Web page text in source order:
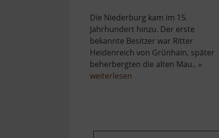
Die Niederburg kam im 15.
Jahrhundert hinzu. Der erste
bekannte Besitzer war Ritter
Heidenreich von Grünhain, später
beherbergten die alten Mau.. »
weiterlesen